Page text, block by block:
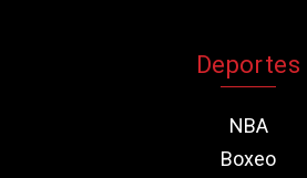
Deportes
NBA
Boxeo